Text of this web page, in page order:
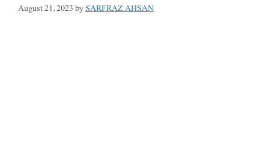
August 21, 2023bySARFRAZ AHSAN